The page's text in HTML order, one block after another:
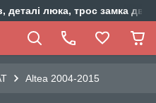
деталі люка, трос замка
Altea 2004-2015